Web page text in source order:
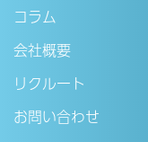
コラム
会社概要
リクルート
お問い合わせ